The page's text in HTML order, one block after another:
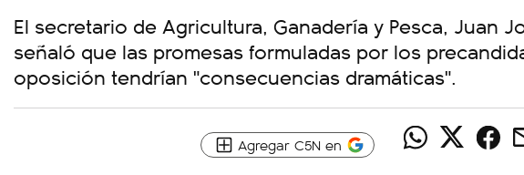
El secretario de Agricultura, Ganadería y Pesca, Juan
señaló que las promesas formuladas por los
oposición tendrían "consecuencias dramáticas".
Agregar C5N en